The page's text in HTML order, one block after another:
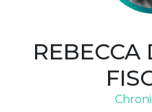
REBECCA